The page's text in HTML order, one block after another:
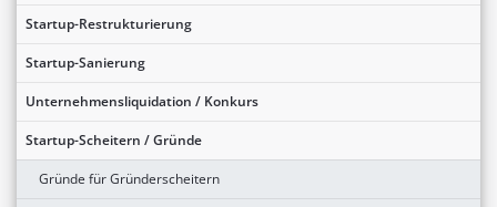
Startup-Restrukturierung
Startup-Sanierung
Unternehmensliquidation / Konkurs
Startup-Scheitern / Gründe
Gründe für Gründerscheitern